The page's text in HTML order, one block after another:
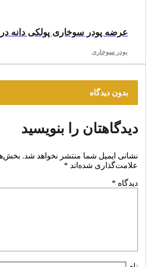
عرضه پودر سوخاری پولکی دانه
پودر سوخاری
بدون دیدگاه
دیدگاهتان را بنویسید
نشانی ایمیل شما منتشر نخواهد شد.
علامت‌گذاری شده‌اند *
دیدگاه *